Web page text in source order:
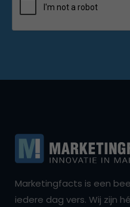
Marketingfacts is een
iedere dag vers. Wij zijn